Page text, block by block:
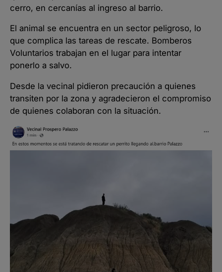
cerro, en cercanías al ingreso al barrio.
El animal se encuentra en un sector peligroso, lo
que complica las tareas de rescate. Bomberos
Voluntarios trabajan en el lugar para intentar
ponerlo a salvo.
Desde la vecinal pidieron precaución a quienes
transiten por la zona y agradecieron el compromiso
de quienes colaboran con la situación.